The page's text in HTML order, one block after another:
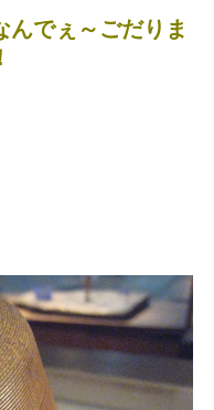
んでぇ～ごだりま